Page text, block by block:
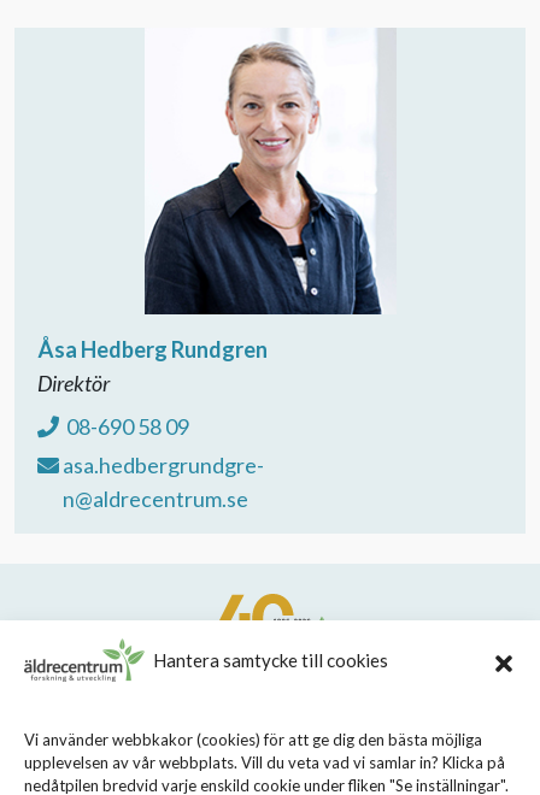
Hantera samtycke till cookies
Vi använder webbkakor (cookies) för att ge dig den bästa möjliga
upplevelsen av vår webbplats. Vill du veta vad vi samlar in? Klicka på
nedåtpilen bredvid varje enskild cookie under fliken "Se inställningar".
Åsa Hedberg Rundgren
Direktör
08-690 58 09
asa.hedbergrundgre-
n@aldrecentrum.se
Sveavägen 155, 113 46 Stockholm